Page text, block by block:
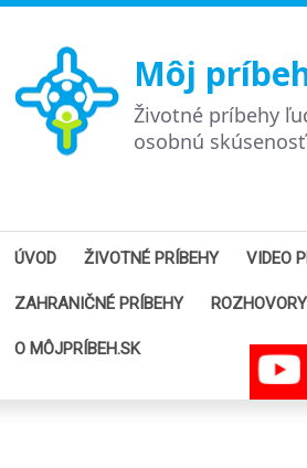
Môj
Životné príbehy
osobnú
ÚVOD ŽIVOTNÉ PRÍBEHY VIDEO
ZAHRANIČNÉ PRÍBEHY ROZHOVORY
O MÔJPRÍBEH.SK